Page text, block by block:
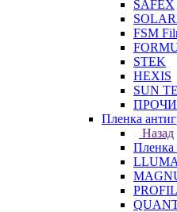
SAFEX
FSM
STEK
HEXIS
SUN
Пленка
Назад